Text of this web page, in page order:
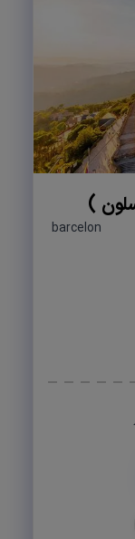
barcelon